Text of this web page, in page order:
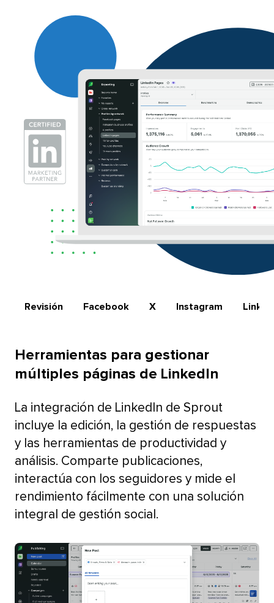
Revisión​​ Facebook​​ X​​ Instagram​​
Herramientas para gestionar
múltiples páginas de LinkedIn​​
La integración de LinkedIn de Sprout
incluye la edición, la gestión de respuestas
y las herramientas de productividad y
análisis. Comparte publicaciones,
interactúa con los seguidores y mide el
rendimiento fácilmente con una solución
integral de gestión social.​​